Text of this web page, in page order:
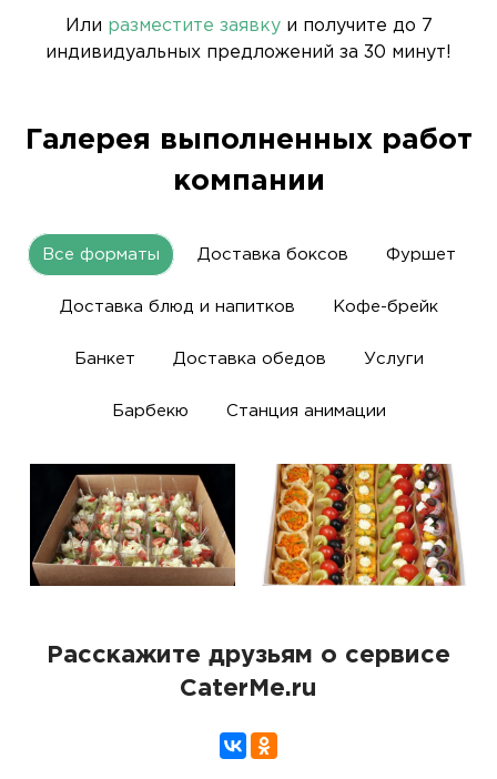
Или разместите заявкуи получите до 7
индивидуальных предложений за 30 минут!
Галерея выполненных работ
компании
Все форматы Доставка боксов Фуршет
Доставка блюд и напитков Кофе-брейк
Банкет Доставка обедов Услуги
Барбекю Станция анимации
Расскажите друзьям о сервисе
CaterMe.ru